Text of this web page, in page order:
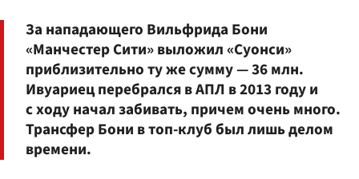
За нападающего Вильфрида Бони
«Манчестер Сити» выложил «Суонси»
приблизительно ту же сумму — 36 млн.
Ивуариец перебрался в АПЛ в 2013 году и
с ходу начал забивать, причем очень много.
Трансфер Бони в топ-клуб был лишь делом
времени.